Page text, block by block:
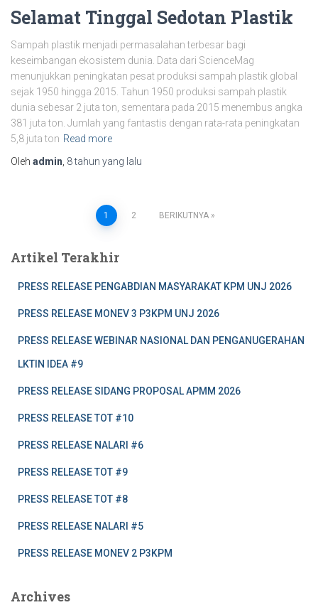
Selamat Tinggal Sedotan Plastik
Sampah plastik menjadi permasalahan terbesar bagi
keseimbangan ekosistem dunia. Data dari ScienceMag
menunjukkan peningkatan pesat produksi sampah plastik global
sejak 1950 hingga 2015. Tahun 1950 produksi sampah plastik
dunia sebesar 2 juta ton, sementara pada 2015 menembus angka
381 juta ton. Jumlah yang fantastis dengan rata-rata peningkatan
5,8 juta ton Read more
Oleh admin 8 tahun yang lalu
1 2 BERIKUTNYA
Artikel Terakhir
PRESS RELEASE PENGABDIAN MASYARAKAT KPM UNJ 2026
PRESS RELEASE MONEV 3 P3KPM UNJ 2026
PRESS RELEASE WEBINAR NASIONAL DAN PENGANUGERAHAN
LKTIN IDEA #9
PRESS RELEASE SIDANG PROPOSAL APMM 2026
PRESS RELEASE TOT #10
PRESS RELEASE NALARI #6
PRESS RELEASE TOT #9
PRESS RELEASE TOT #8
PRESS RELEASE NALARI #5
PRESS RELEASE MONEV 2 P3KPM
Archives